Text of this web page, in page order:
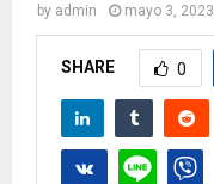
by admin mayo 3, 2023
SHARE 0